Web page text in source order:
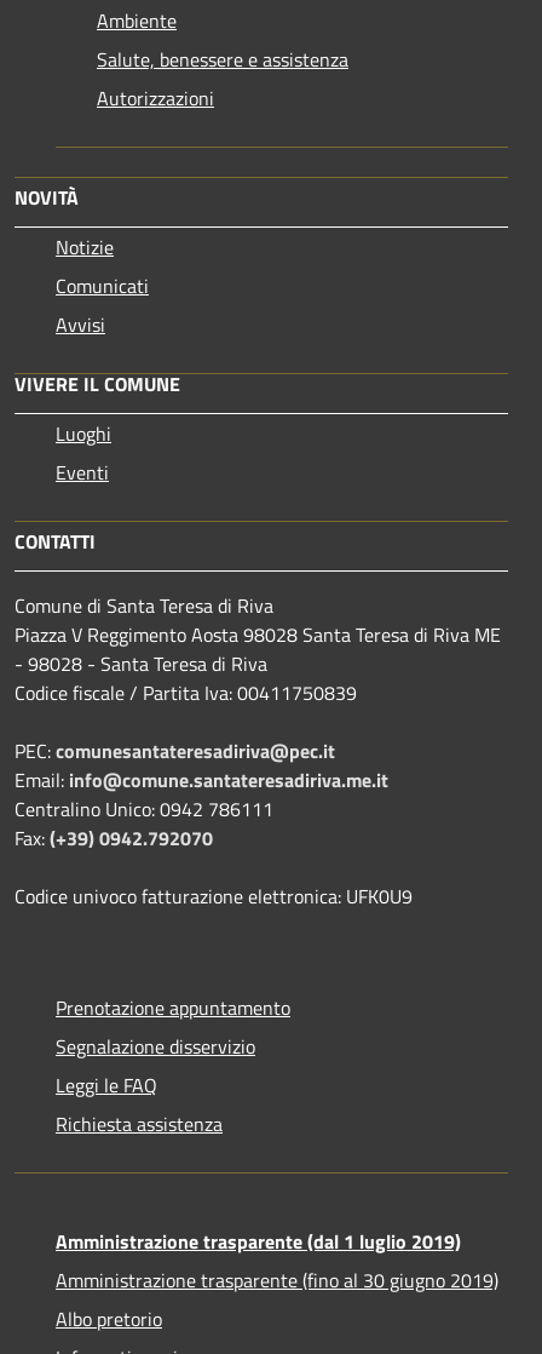
Ambiente
Salute, benessere e assistenza
Autorizzazioni
NOVITÀ
Notizie
Comunicati
Avvisi
VIVERE IL COMUNE
Luoghi
Eventi
CONTATTI
Comune di Santa Teresa di Riva
Piazza V Reggimento Aosta 98028 Santa Teresa di Riva ME
- 98028 - Santa Teresa di Riva
Codice fiscale / Partita Iva: 00411750839
PEC:comunesantateresadiriva@pec.it
Email: info@comune.santateresadiriva.me.it
Centralino Unico: 0942 786111
Fax:(+39) 0942.792070
Codice univoco fatturazione elettronica: UFK0U9
Prenotazione appuntamento
Segnalazione disservizio
Leggi le FAQ
Richiesta assistenza
Amministrazione trasparente (dal 1 luglio 2019)
Amministrazione trasparente (fino al 30 giugno 2019)
Albo pretorio